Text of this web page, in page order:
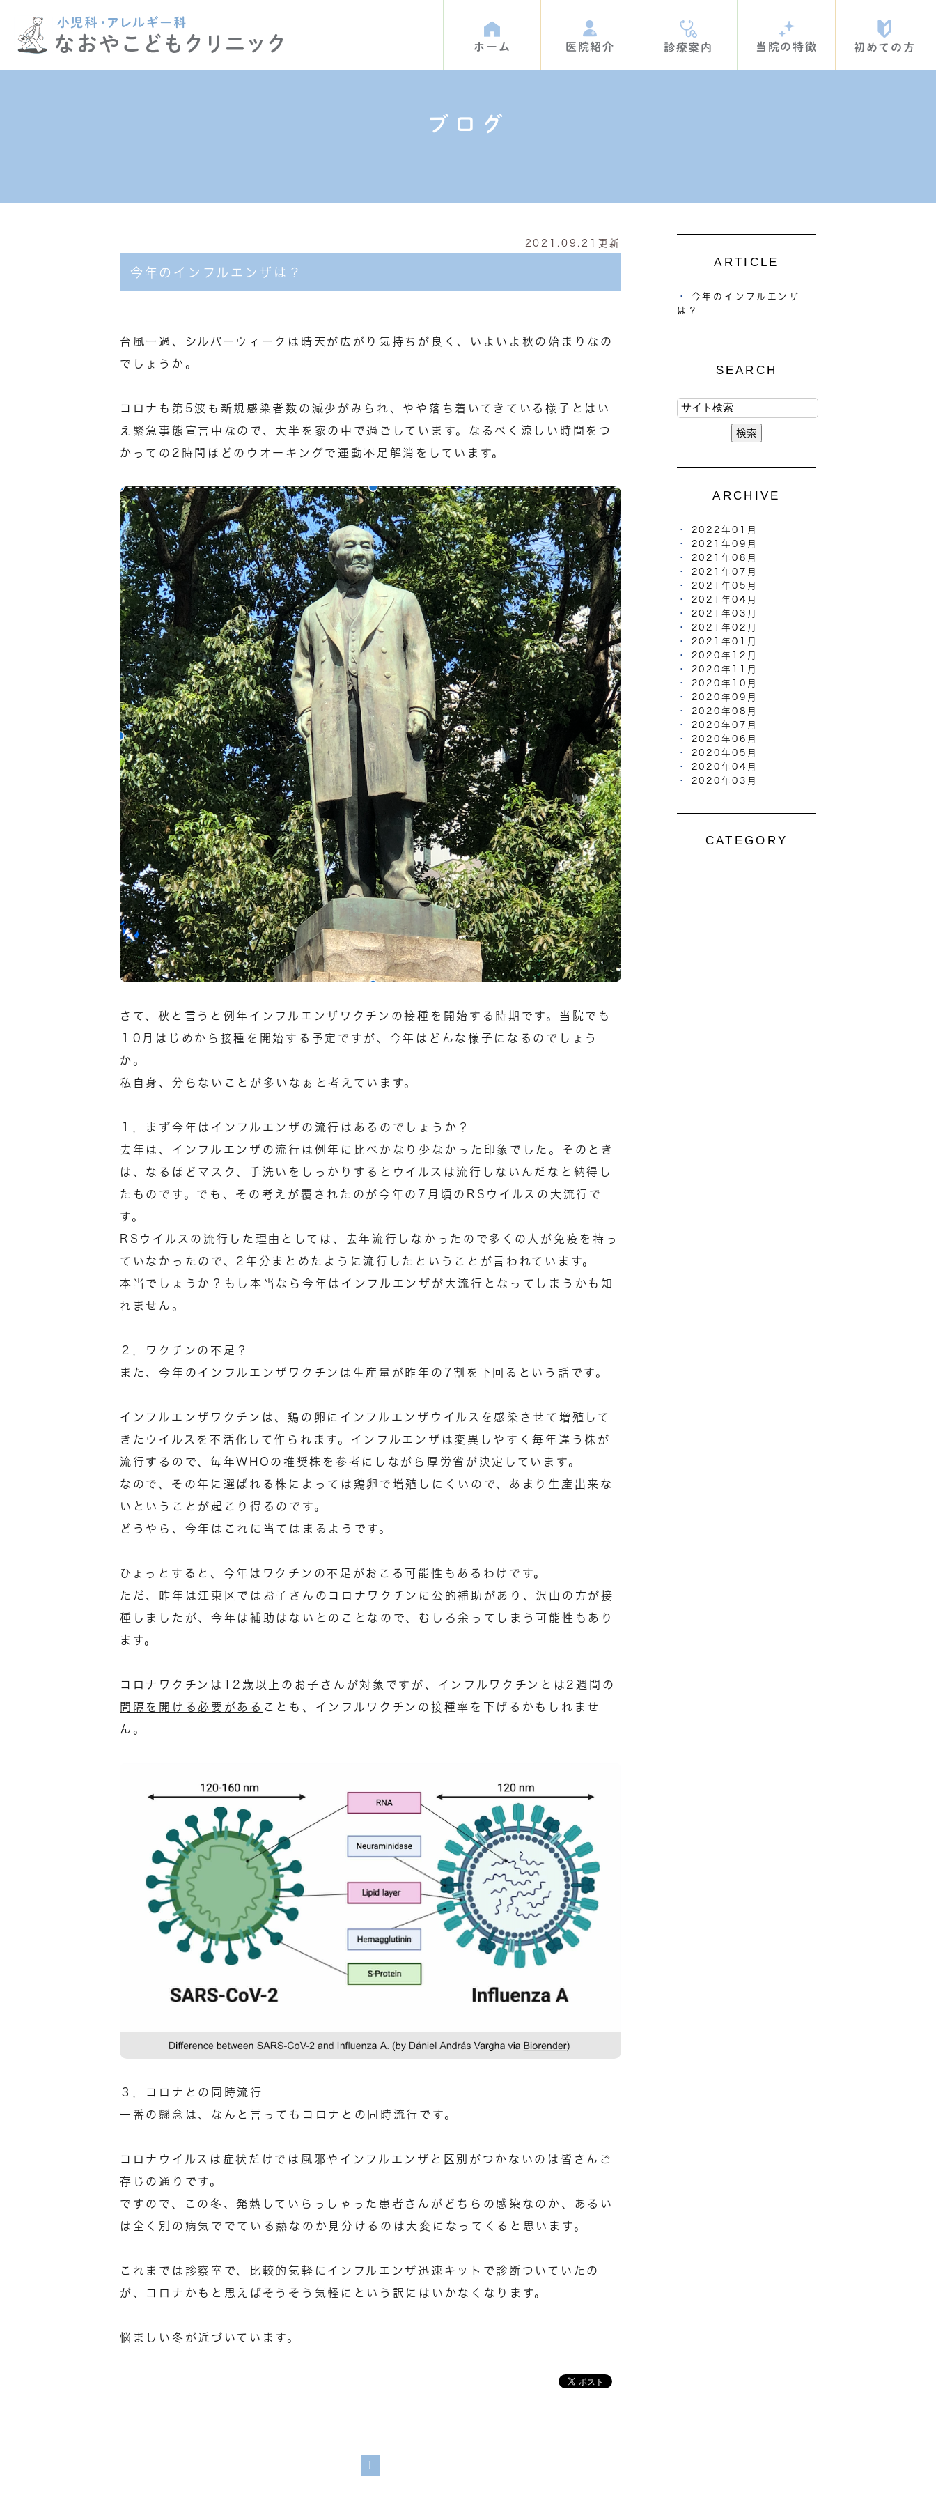
ホーム 医院紹介
BLOG
診療案内 当院の特徴 初めての方
お母様方へ
ブログ
2021.09.21更新
今年のインフルエンザは？
台風一過、シルバーウィークは晴天が広がり気持ちが良く、いよいよ秋の始まりなの
でしょうか。
コロナも第5波も新規感染者数の減少がみられ、やや落ち着いてきている様子とはい
え緊急事態宣言中なので、大半を家の中で過ごしています。なるべく涼しい時間をつ
かっての2時間ほどのウオーキングで運動不足解消をしています。
さて、秋と言うと例年インフルエンザワクチンの接種を開始する時期です。当院でも
１0月はじめから接種を開始する予定ですが、今年はどんな様子になるのでしょう
か。
私自身、分らないことが多いなぁと考えています。
１，まず今年はインフルエンザの流行はあるのでしょうか？
去年は、インフルエンザの流行は例年に比べかなり少なかった印象でした。そのとき
は、なるほどマスク、手洗いをしっかりするとウイルスは流行しないんだなと納得し
たものです。でも、その考えが覆されたのが今年の7月頃のRSウイルスの大流行で
す。
RSウイルスの流行した理由としては、去年流行しなかったので多くの人が免疫を持っ
ていなかったので、2年分まとめたように流行したということが言われています。
本当でしょうか？もし本当なら今年はインフルエンザが大流行となってしまうかも知
れません。
２，ワクチンの不足？
また、今年のインフルエンザワクチンは生産量が昨年の7割を下回るという話です。
インフルエンザワクチンは、鶏の卵にインフルエンザウイルスを感染させて増殖して
きたウイルスを不活化して作られます。インフルエンザは変異しやすく毎年違う株が
流行するので、毎年WHOの推奨株を参考にしながら厚労省が決定しています。
なので、その年に選ばれる株によっては鶏卵で増殖しにくいので、あまり生産出来な
いということが起こり得るのです。
どうやら、今年はこれに当てはまるようです。
ひょっとすると、今年はワクチンの不足がおこる可能性もあるわけです。
ただ、昨年は江東区ではお子さんのコロナワクチンに公的補助があり、沢山の方が接
種しましたが、今年は補助はないとのことなので、むしろ余ってしまう可能性もあり
ます。
コロナワクチンは12歳以上のお子さんが対象ですが、 インフルワクチンとは2週間の
間隔を開ける必要がある ことも、インフルワクチンの接種率を下げるかもしれませ
ん。
３，コロナとの同時流行
一番の懸念は、なんと言ってもコロナとの同時流行です。
コロナウイルスは症状だけでは風邪やインフルエンザと区別がつかないのは皆さんご
存じの通りです。
ですので、この冬、発熱していらっしゃった患者さんがどちらの感染なのか、あるい
は全く別の病気ででている熱なのか見分けるのは大変になってくると思います。
これまでは診察室で、比較的気軽にインフルエンザ迅速キットで診断ついていたの
が、コロナかもと思えばそうそう気軽にという訳にはいかなくなります。
悩ましい冬が近づいています。
ARTICLE
今年のインフルエンザ
は？
SEARCH
ARCHIVE
2022年01月
2021年09月
2021年08月
2021年07月
2021年05月
2021年04月
2021年03月
2021年02月
2021年01月
2020年12月
2020年11月
2020年10月
2020年09月
2020年08月
2020年07月
2020年06月
2020年05月
2020年04月
2020年03月
CATEGORY